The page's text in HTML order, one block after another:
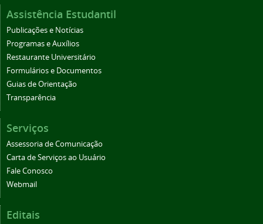
Assistência Estudantil
Publicações e Notícias
Programas e Auxílios
Restaurante Universitário
Formulários e Documentos
Guias de Orientação
Transparência
Serviços
Assessoria de Comunicação
Carta de Serviços ao Usuário
Fale Conosco
Webmail
Editais